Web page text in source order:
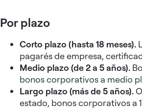
Por plazo
Corto plazo (hasta 18 meses).
pagarés de empresa,
Medio plazo (de 2 a 5 años).
bonos corporativos a medio
Largo plazo (más de 5 años).
estado, bonos corporativos a